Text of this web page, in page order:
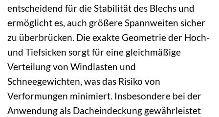
entscheidend für die Stabilität des Blechs und
ermöglicht es, auch größere Spannweiten sicher
zu überbrücken. Die exakte Geometrie der Hoch-
und Tiefsicken sorgt für eine gleichmäßige
Verteilung von Windlasten und
Schneegewichten, was das Risiko von
Verformungen minimiert. Insbesondere bei der
Anwendung als Dacheindeckung gewährleistet